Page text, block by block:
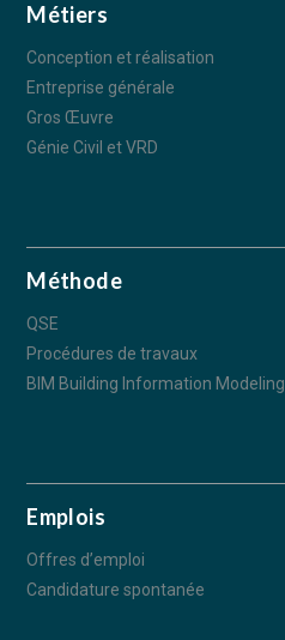
Métiers
Conception et réalisation
Entreprise générale
Gros Œuvre
Génie Civil et VRD
Méthode
QSE
Procédures de travaux
BIM Building Information Modeling
Emplois
Offres d’emploi
Candidature spontanée